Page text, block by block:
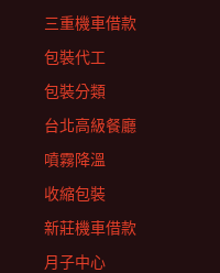
三重機車借款
包裝代工
包裝分類
台北高級餐廳
噴霧降溫
收縮包裝
新莊機車借款
月子中心